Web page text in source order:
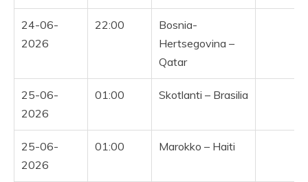
24-06-
2026
22:00
Bosnia-
Hertsegovina –
Qatar
25-06-
2026
01:00 Skotlanti – Brasilia
25-06-
2026
01:00 Marokko – Haiti